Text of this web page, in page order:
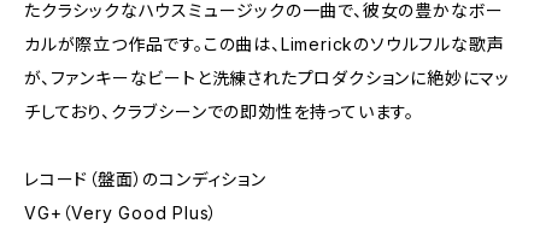
たクラシックなハウスミュージックの一曲で、彼女の豊かなボー
カルが際立つ作品です。この曲は、Limerickのソウルフルな歌声
が、ファンキーなビートと洗練されたプロダクションに絶妙にマッ
チしており、クラブシーンでの即効性を持っています。
レコード（盤面）のコンディション
VG+（Very Good Plus）